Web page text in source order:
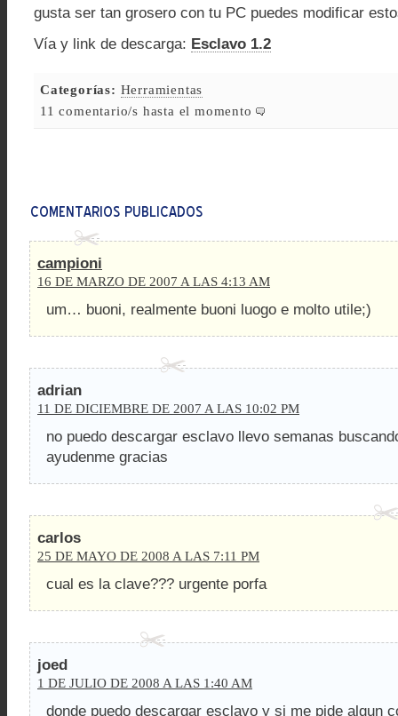
gusta ser tan grosero con tu PC puedes modificar
Vía y link de descarga: Esclavo 1.2
Categorías: Herramientas
11 comentario/s hasta el momento
campioni
16 DE MARZO DE 2007 A LAS 4:13 AM
um… buoni, realmente buoni luogo e molto utile;)
adrian
11 DE DICIEMBRE DE 2007 A LAS 10:02 PM
no puedo descargar esclavo llevo semanas
ayudenme gracias
carlos
25 DE MAYO DE 2008 A LAS 7:11 PM
cual es la clave??? urgente porfa
joed
1 DE JULIO DE 2008 A LAS 1:40 AM
donde puedo descargar esclavo y si me pide algun